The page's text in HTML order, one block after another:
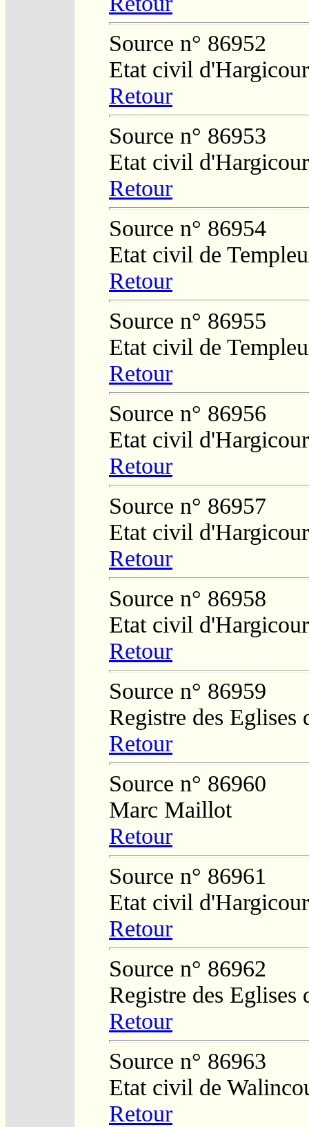
Source n° 86952
Etat civil
Retour
Source n° 86953
Etat civil
Retour
Source n° 86954
Etat civil de
Retour
Source n° 86955
Etat civil de
Retour
Source n° 86956
Etat civil
Retour
Source n° 86957
Etat civil
Retour
Source n° 86958
Etat civil
Retour
Source n° 86959
Registre des Eglises
Retour
Source n° 86960
Marc Maillot
Retour
Source n° 86961
Etat civil
Retour
Source n° 86962
Registre des Eglises
Retour
Source n° 86963
Etat civil de
Retour